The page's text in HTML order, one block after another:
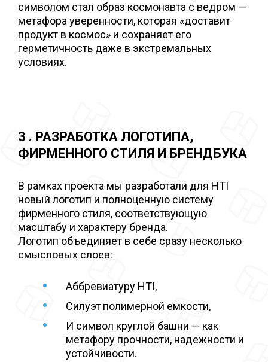
символом стал образ космонавта с ведром —
метафора уверенности, которая «доставит
продукт в космос» и сохраняет его
герметичность даже в экстремальных
условиях.
3 . РАЗРАБОТКА ЛОГОТИПА,
ФИРМЕННОГО СТИЛЯ И БРЕНДБУКА
В рамках проекта мы разработали для HTI
новый логотип и полноценную систему
фирменного стиля, соответствующую
масштабу и характеру бренда.
Логотип объединяет в себе сразу несколько
смысловых слоев:
Аббревиатуру HTI,
Силуэт полимерной емкости,
И символ круглой башни — как
метафору прочности, надежности и
устойчивости.